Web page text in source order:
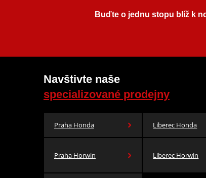
Buďte o jednu stopu blíž k
Navštivte naše
specializované prodejny
Praha Honda Liberec Honda
Praha Horwin Liberec Horwin